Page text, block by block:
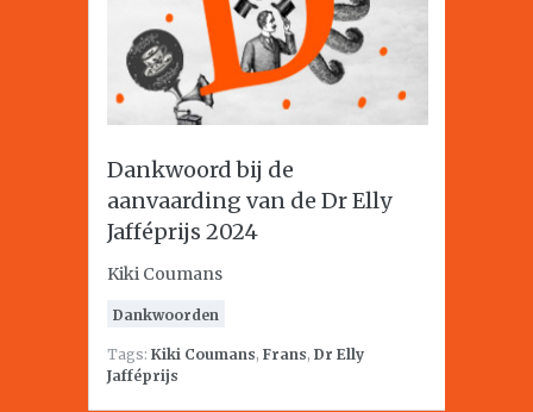
Dankwoord bij de
aanvaarding van de Dr Elly
Jafféprijs 2024
Kiki Coumans
Dankwoorden
Tags: Kiki Coumans, Frans, Dr Elly
Jafféprijs